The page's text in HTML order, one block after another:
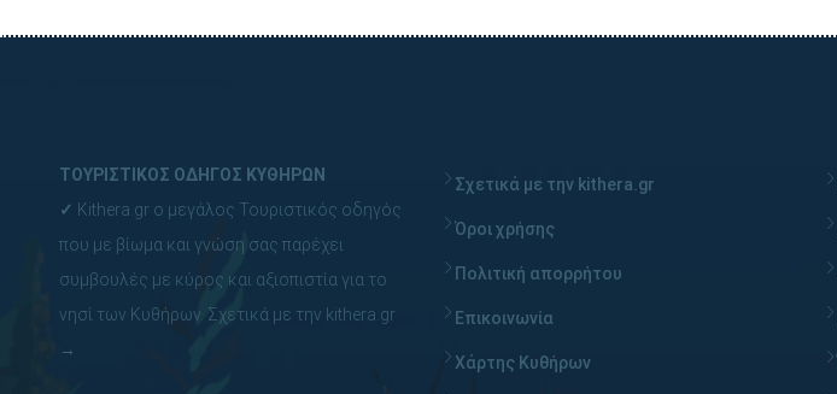
ΤΟΥΡΙΣΤΙΚΟΣ ΟΔΗΓΟΣ ΚΥΘΗΡΩΝ
✓ Kithera.gr ο μεγάλος Τουριστικός οδηγός
που με βίωμα και γνώση σας παρέχει
συμβουλές με κύρος και αξιοπιστία για το
νησί των Κυθήρων. Σχετικά με την kithera.gr
→
Σχετικά με την kithera.gr
Όροι χρήσης
Πολιτική απορρήτου
Επικοινωνία
Χάρτης Κυθήρων